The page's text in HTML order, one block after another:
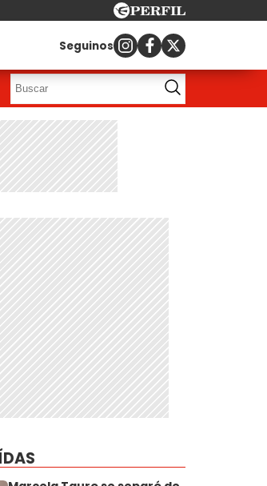
Seguinos